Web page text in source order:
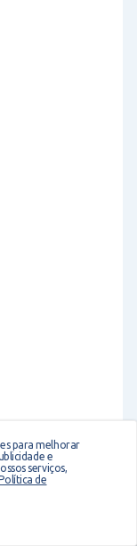
para melhorar
e
serviços,
de